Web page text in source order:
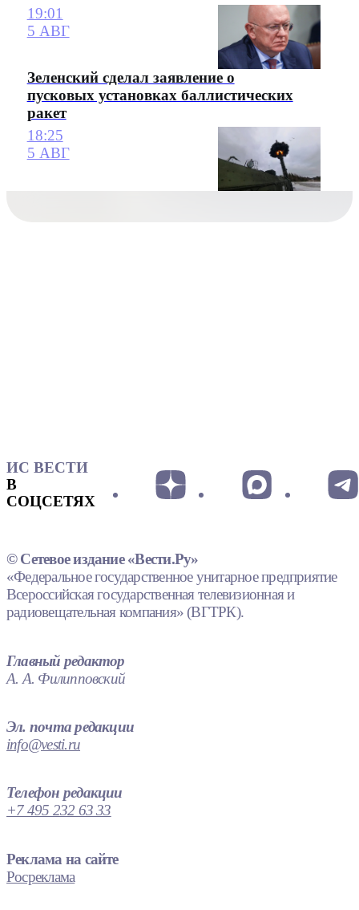
19:01
5 АВГ
Зеленский сделал заявление о
пусковых установках баллистических
ракет
18:25
5 АВГ
ИС ВЕСТИ
В
СОЦСЕТЯХ
© Сетевое издание «Вести.Ру»
«Федеральное государственное унитарное предприятие
Всероссийская государственная телевизионная и
радиовещательная компания» (ВГТРК).
Главный редактор
А. А. Филипповский
Эл. почта редакции
info@vesti.ru
Телефон редакции
+7 495 232 63 33
Реклама на сайте
Росреклама